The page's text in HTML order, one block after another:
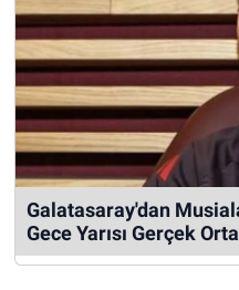
Galatasaray'dan
Gece Yarısı Gerçek